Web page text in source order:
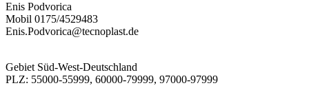
Enis Podvorica
Mobil 0175/4529483
Enis.Podvorica@tecnoplast.de
Gebiet Süd-West-Deutschland
PLZ: 55000-55999, 60000-79999, 97000-97999